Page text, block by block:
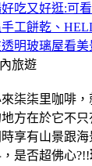
吃又好逛:可
工餅乾、
明玻璃屋看美
旅遊
柒柒里咖啡
方在於它不
享有山景跟
是否超佛心?!!